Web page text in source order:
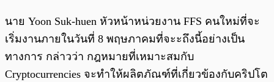
นาย Yoon Suk-huen หัวหน้าหน่วยงาน FFS คนใหม่ที่จะ
เริ่มงานภายในวันที่ 8 พฤษภาคมที่จะะถึงนี้อย่างเป็น
ทางการ กล่าวว่า กฎหมายที่เหมาะสมกับ
Cryptocurrencies จะทำให้ผลิตภัณฑ์ที่เกี่ยวข้องกับคริปโต